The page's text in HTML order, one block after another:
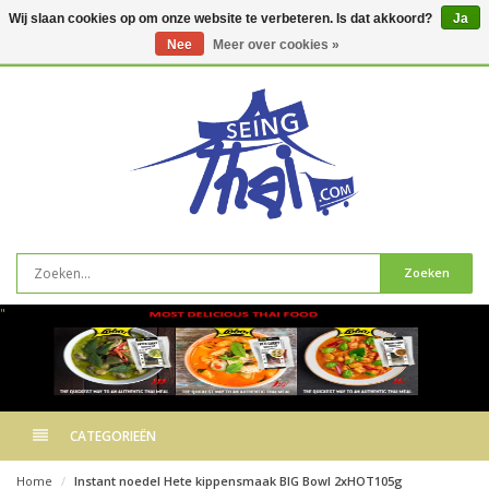
Zoeken
"
CATEGORIEËN
Home Instant noedel Hete kippensmaak BIG Bowl 2xHOT105g
Wij slaan cookies op om onze website te verbeteren. Is dat akkoord?
Ja
Nee
Meer over cookies »